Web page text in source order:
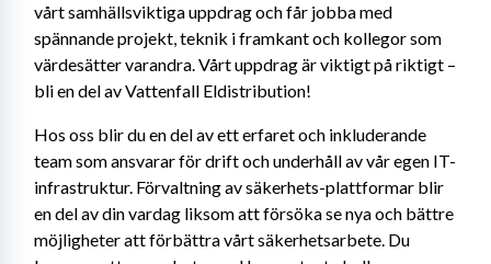
vårt samhällsviktiga uppdrag och får jobba med
spännande projekt, teknik i framkant och kollegor som
värdesätter varandra. Vårt uppdrag är viktigt på riktigt –
bli en del av Vattenfall Eldistribution!
Hos oss blir du en del av ett erfaret och inkluderande
team som ansvarar för drift och underhåll av vår egen IT-
infrastruktur. Förvaltning av säkerhets-plattformar blir
en del av din vardag liksom att försöka se nya och bättre
möjligheter att förbättra vårt säkerhetsarbete. Du